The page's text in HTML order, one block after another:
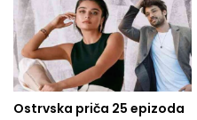
Ostrvska priča 25 epizoda